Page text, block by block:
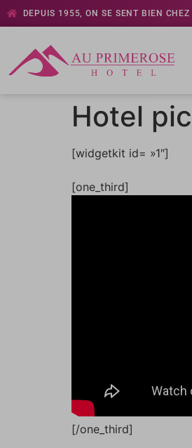
DEPUIS 1955, ON SE SENT BIEN CHEZ
Hotel
[widgetkit id= »1″]
[one_third]
[/one_third]